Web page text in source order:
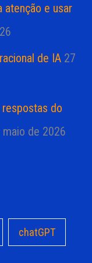
atenção e usar
de IA 27
respostas do
maio de 2026
chatGPT